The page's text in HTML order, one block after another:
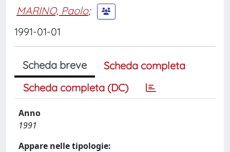
MARINO, Paolo;
1991-01-01
Scheda breve
Scheda completa
Scheda completa (DC)
Anno
1991
Appare nelle tipologie: